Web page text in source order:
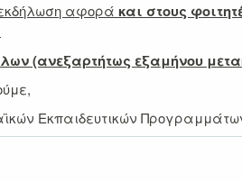
αφορά και στους
(ανεξαρτήτως εξαμήνου
Εκπαιδευτικών